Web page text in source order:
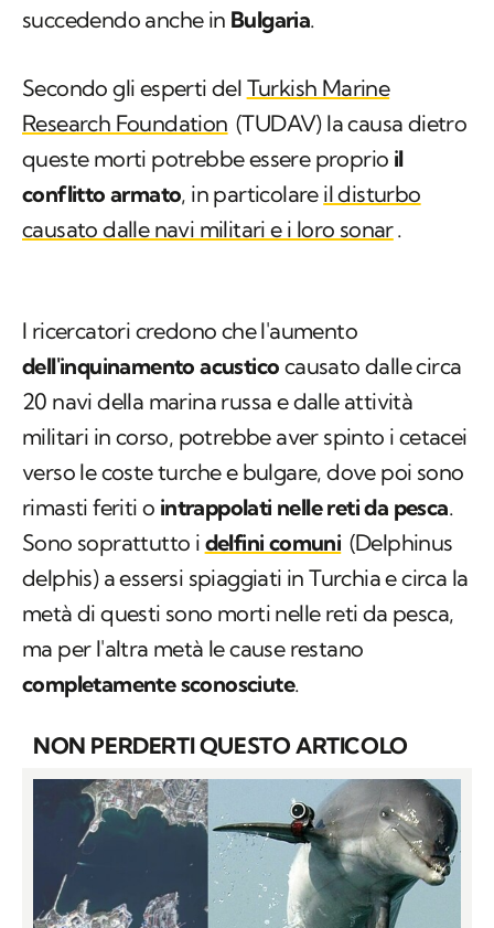
succedendo anche in Bulgaria.
Secondo gli esperti del Turkish Marine
Research Foundation (TUDAV) la causa dietro
queste morti potrebbe essere proprio il
conflitto armato, in particolare il disturbo
causato dalle navi militari e i loro sonar.
I ricercatori credono che l'aumento
dell'inquinamento acustico causato dalle circa
20 navi della marina russa e dalle attività
militari in corso, potrebbe aver spinto i cetacei
verso le coste turche e bulgare, dove poi sono
rimasti feriti o intrappolati nelle reti da pesca.
Sono soprattutto i delfini comuni (Delphinus
delphis) a essersi spiaggiati in Turchia e circa la
metà di questi sono morti nelle reti da pesca,
ma per l'altra metà le cause restano
completamente sconosciute.
NON PERDERTI QUESTO ARTICOLO